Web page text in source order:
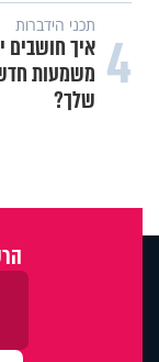
4 תכני הידברות
משמעות
שלך?